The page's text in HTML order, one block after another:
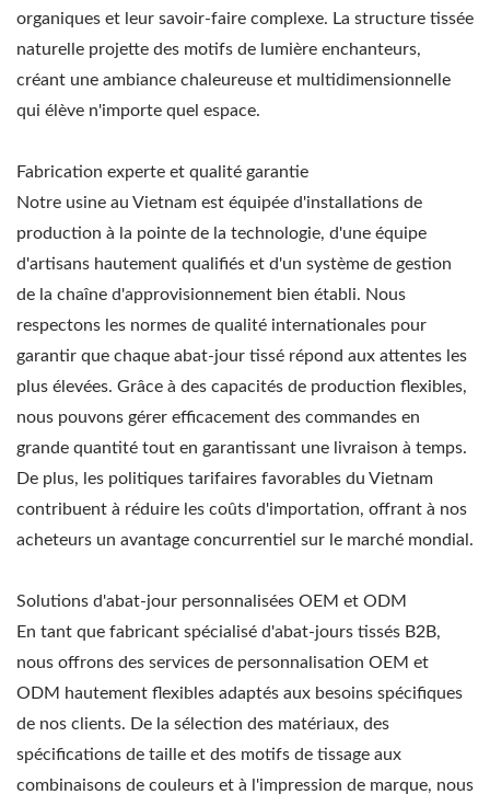
organiques et leur savoir-faire complexe. La structure tissée
naturelle projette des motifs de lumière enchanteurs,
créant une ambiance chaleureuse et multidimensionnelle
qui élève n'importe quel espace.
Fabrication experte et qualité garantie
Notre usine au Vietnam est équipée d'installations de
production à la pointe de la technologie, d'une équipe
d'artisans hautement qualifiés et d'un système de gestion
de la chaîne d'approvisionnement bien établi. Nous
respectons les normes de qualité internationales pour
garantir que chaque abat-jour tissé répond aux attentes les
plus élevées. Grâce à des capacités de production flexibles,
nous pouvons gérer efficacement des commandes en
grande quantité tout en garantissant une livraison à temps.
De plus, les politiques tarifaires favorables du Vietnam
contribuent à réduire les coûts d'importation, offrant à nos
acheteurs un avantage concurrentiel sur le marché mondial.
Solutions d'abat-jour personnalisées OEM et ODM
En tant que fabricant spécialisé d'abat-jours tissés B2B,
nous offrons des services de personnalisation OEM et
ODM hautement flexibles adaptés aux besoins spécifiques
de nos clients. De la sélection des matériaux, des
spécifications de taille et des motifs de tissage aux
combinaisons de couleurs et à l'impression de marque, nous